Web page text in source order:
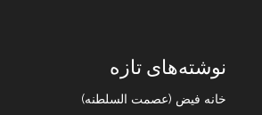
نوشته‌های تازه
خانه فیض (عصمت السلطنه)